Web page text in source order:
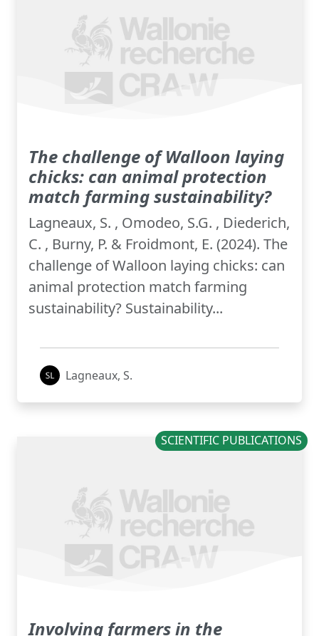
The challenge of Walloon laying
chicks: can animal protection
match farming sustainability?
Lagneaux, S. , Omodeo, S.G. , Diederich,
C. , Burny, P. & Froidmont, E. (2024). The
challenge of Walloon laying chicks: can
animal protection match farming
sustainability? Sustainability...
Lagneaux, S.
SCIENTIFIC PUBLICATIONS
Involving farmers in the